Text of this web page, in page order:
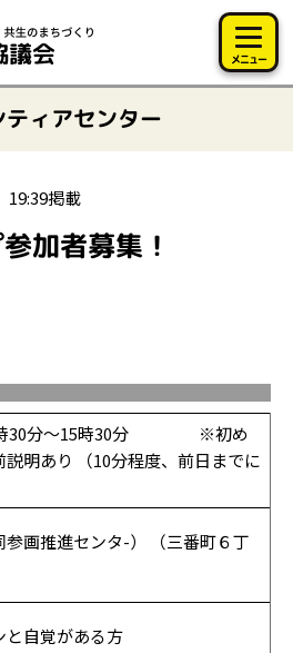
メニュー
ィアセンター
19:39掲載
加者募集！
時30分～15時30分 ※初め
明あり （10分程度、前日までに
参画推進センタ-） （三番町６丁
と自覚がある方